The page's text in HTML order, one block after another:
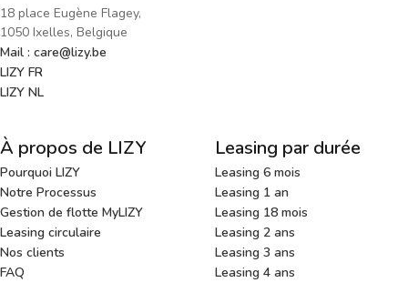
18 place Eugène Flagey,
1050 Ixelles, Belgique
Mail : care@lizy.be
LIZY FR
LIZY NL
À propos de LIZY
Pourquoi LIZY
Notre Processus
Gestion de flotte MyLIZY
Leasing circulaire
Nos clients
FAQ
Leasing par durée
Leasing 6 mois
Leasing 1 an
Leasing 18 mois
Leasing 2 ans
Leasing 3 ans
Leasing 4 ans